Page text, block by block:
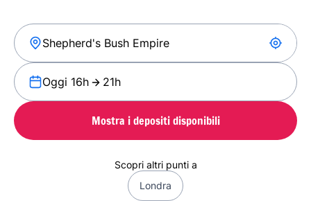
Oggi 16h 21h
Mostra i depositi disponibili
Scopri altri punti a
Londra